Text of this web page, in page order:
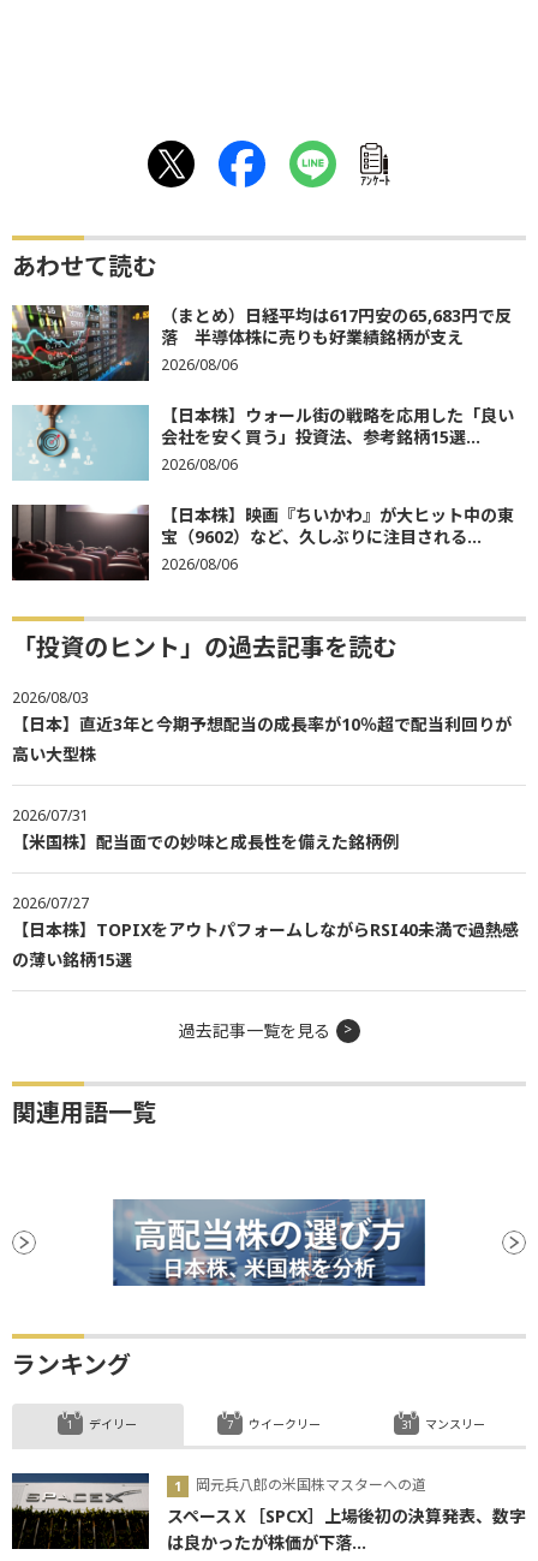
ｱﾝｹｰﾄ
あわせて読む
（まとめ）日経平均は617円安の65,683円で反
落 半導体株に売りも好業績銘柄が支え
2026/08/06
【日本株】ウォール街の戦略を応用した「良い
会社を安く買う」投資法、参考銘柄15選...
2026/08/06
【日本株】映画『ちいかわ』が大ヒット中の東
宝（9602）など、久しぶりに注目される...
2026/08/06
「投資のヒント」の過去記事を読む
2026/08/03
【日本】直近3年と今期予想配当の成長率が10％超で配当利回りが
高い大型株
2026/07/31
【米国株】配当面での妙味と成長性を備えた銘柄例
2026/07/27
【日本株】TOPIXをアウトパフォームしながらRSI40未満で過熱感
の薄い銘柄15選
過去記事一覧を見る
関連用語一覧
ランキング
デイリー
岡元兵八郎の米国株マスターへの道
スペースＸ［SPCX］上場後初の決算発表、数字
は良かったが株価が下落...
ウイークリー マンスリー